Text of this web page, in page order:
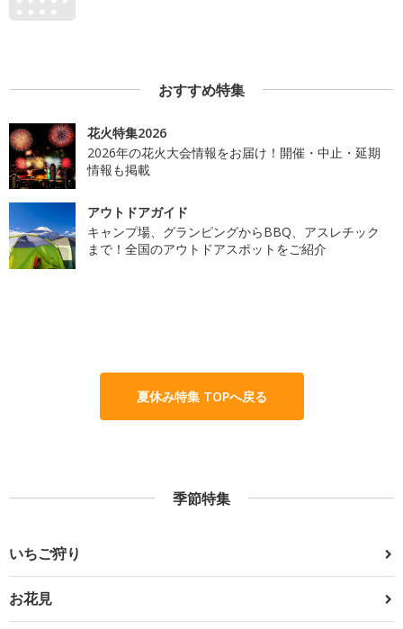
おすすめ特集
花火特集2026
2026年の花火大会情報をお届け！開催・中止・延期
情報も掲載
アウトドアガイド
キャンプ場、グランピングからBBQ、アスレチック
まで！全国のアウトドアスポットをご紹介
夏休み特集 TOPへ戻る
季節特集
いちご狩り
お花見